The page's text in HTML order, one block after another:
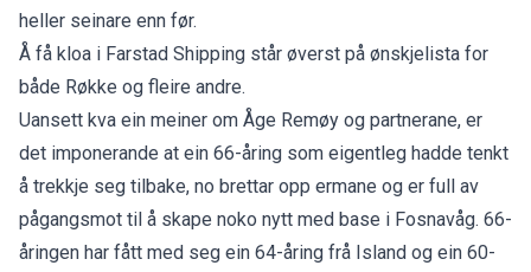
heller seinare enn før.
Å få kloa i Farstad Shipping står øverst på ønskjelista for
både Røkke og fleire andre.
Uansett kva ein meiner om Åge Remøy og partnerane, er
det imponerande at ein 66-åring som eigentleg hadde tenkt
å trekkje seg tilbake, no brettar opp ermane og er full av
pågangsmot til å skape noko nytt med base i Fosnavåg. 66-
åringen har fått med seg ein 64-åring frå Island og ein 60-